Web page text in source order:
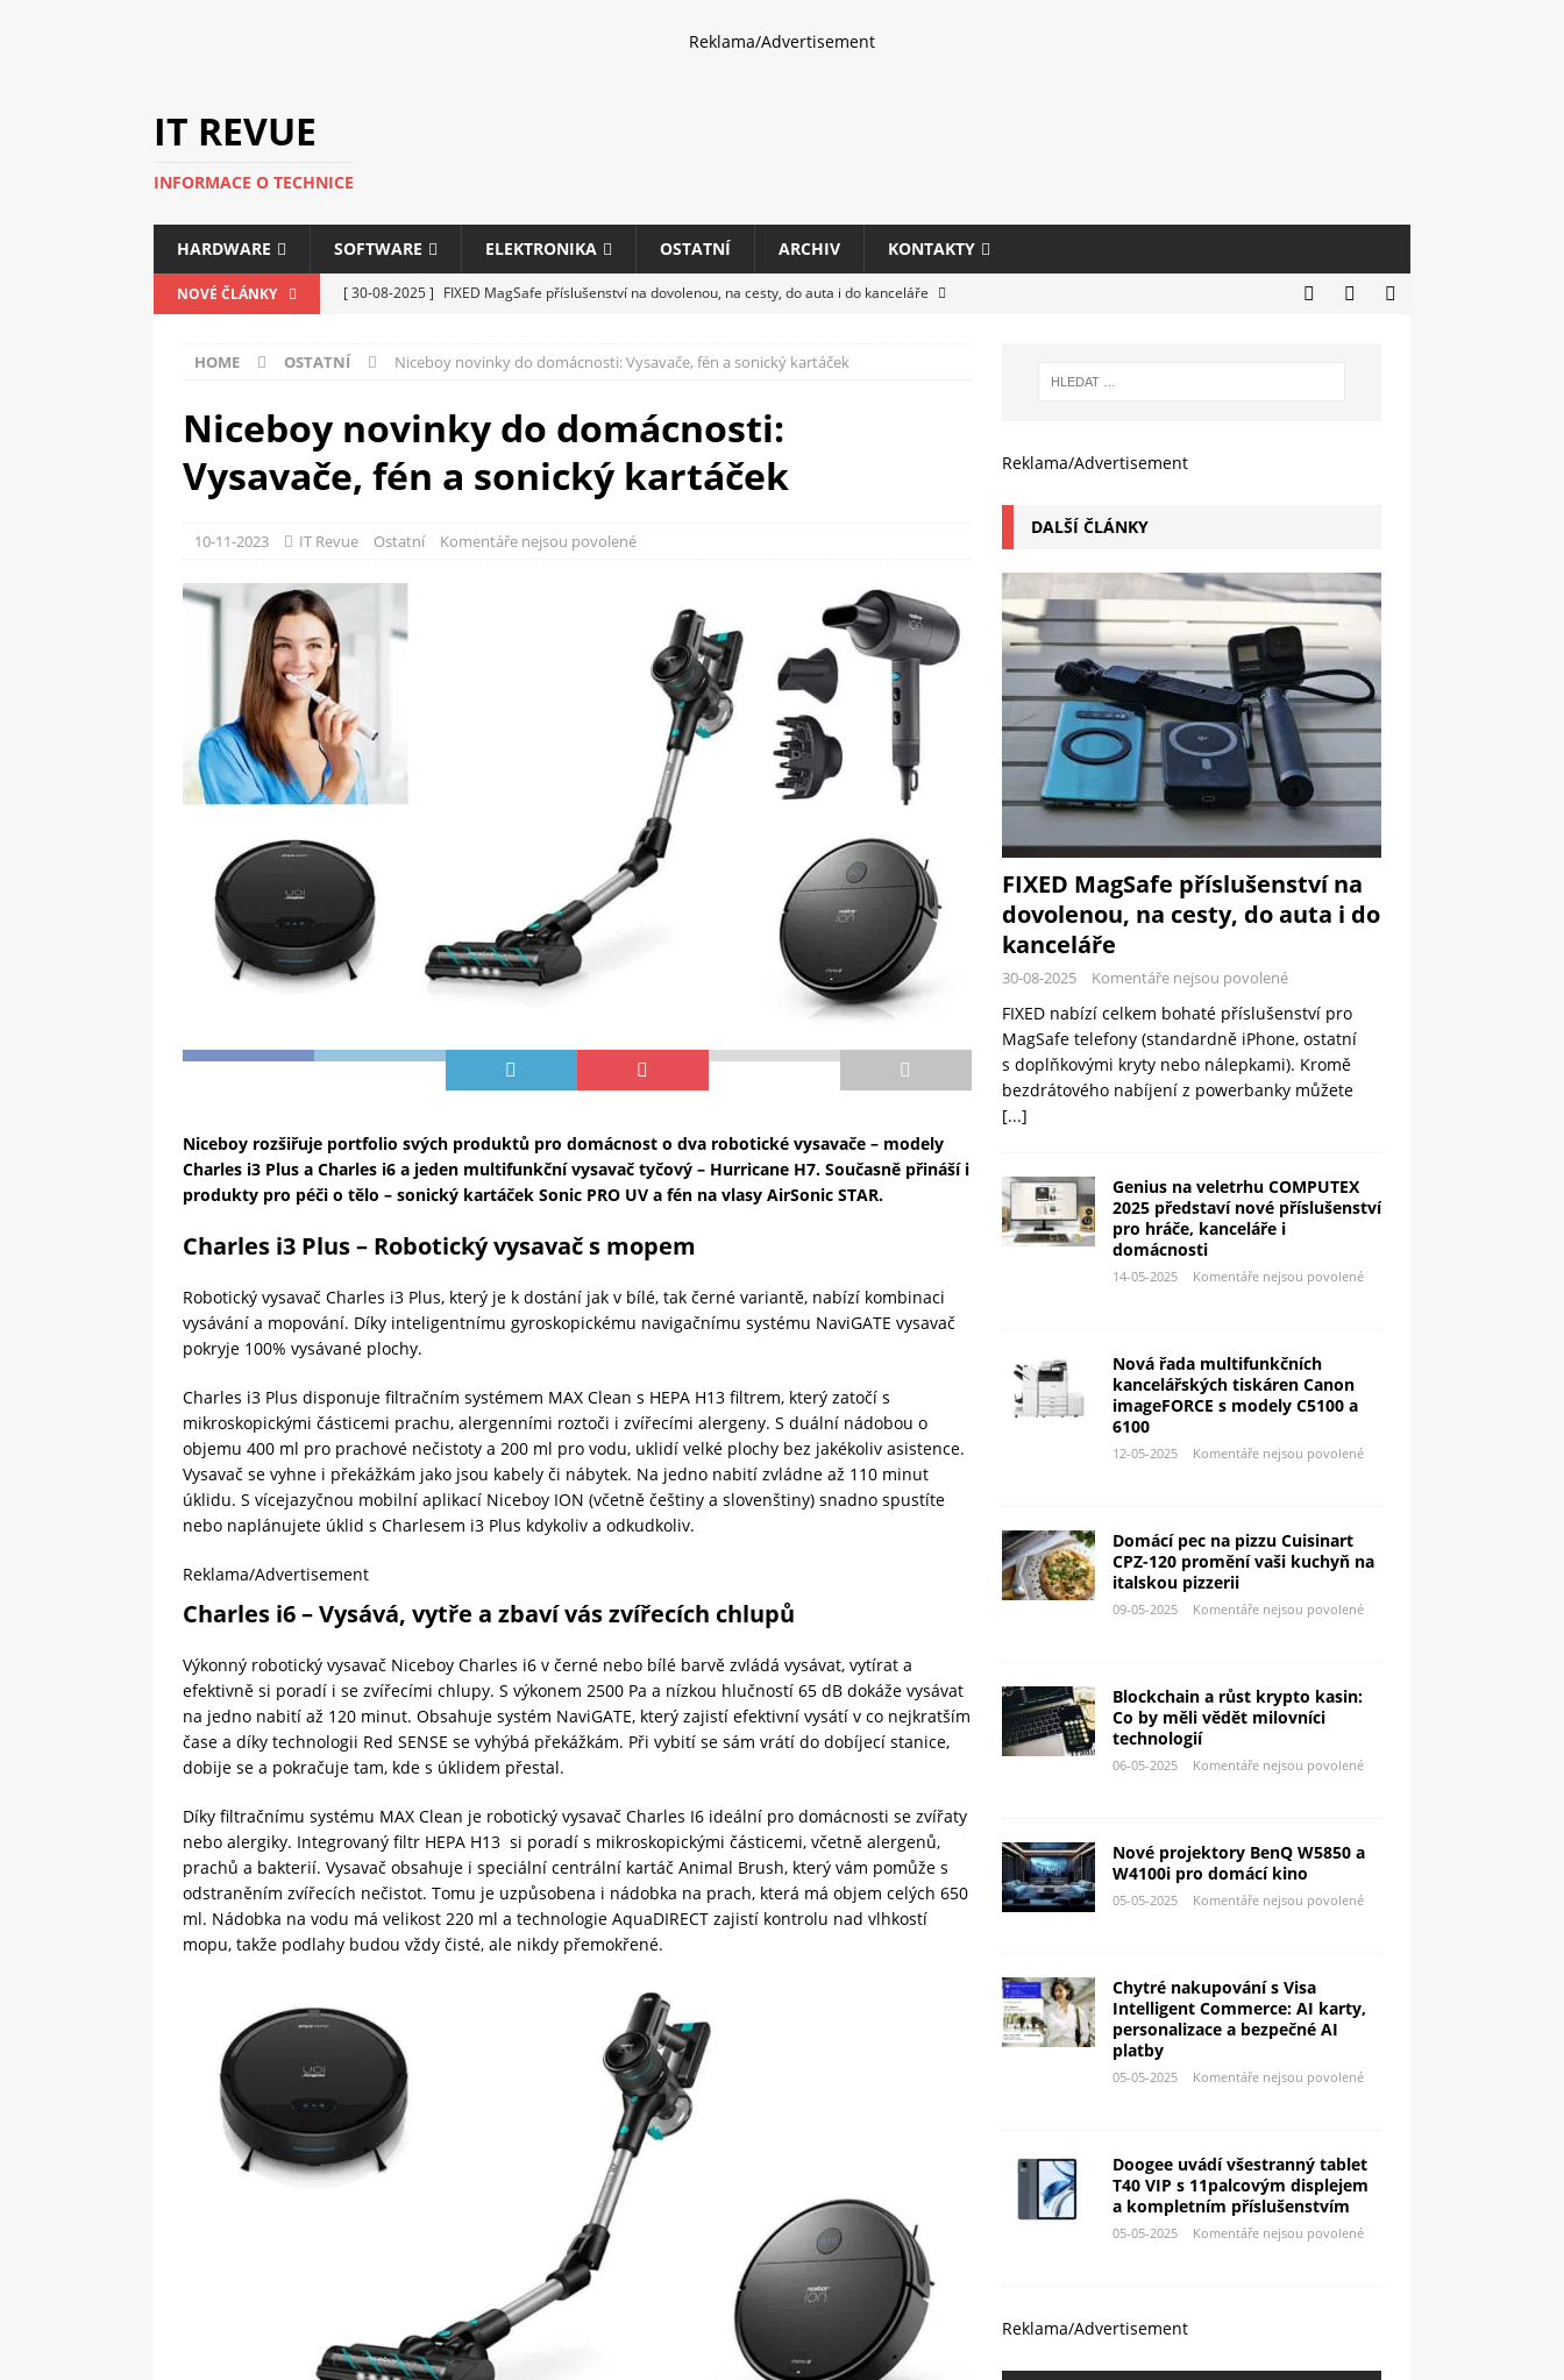
Reklama/Advertisement
IT REVUE
INFORMACE O TECHNICE
HARDWARE SOFTWARE ELEKTRONIKA OSTATNÍ ARCHIV KONTAKTY
NOVÉ ČLÁNKY [ 30-08-2025 ] FIXED MagSafe příslušenství na dovolenou, na cesty, do auta i do kanceláře
[ 14-05-2025 ] Genius na veletrhu COMPUTEX 2025 představí nové příslušenství pro hráče,
kanceláře i domácnosti
HARDWARE
Nová řada multifunkčních kancelářských tiskáren Canon imageFORCE s modely
C5100 a 6100
PERIFERIE
Blockchain a růst krypto kasin: Co by měli vědět milovníci technologií
HOME OSTATNÍ Niceboy novinky do domácnosti: Vysavače, fén a sonický kartáček
Niceboy novinky do domácnosti:
Vysavače, fén a sonický kartáček
10-11-2023 IT Revue Ostatní Komentáře nejsou povolené
Niceboy rozšiřuje portfolio svých produktů pro domácnost o dva robotické vysavače – modely
Charles i3 Plus a Charles i6 a jeden multifunkční vysavač tyčový – Hurricane H7. Současně přináší i
produkty pro péči o tělo – sonický kartáček Sonic PRO UV a fén na vlasy AirSonic STAR.
Charles i3 Plus – Robotický vysavač s mopem
Robotický vysavač Charles i3 Plus, který je k dostání jak v bílé, tak černé variantě, nabízí kombinaci
vysávání a mopování. Díky inteligentnímu gyroskopickému navigačnímu systému NaviGATE vysavač
pokryje 100% vysávané plochy.
Charles i3 Plus disponuje filtračním systémem MAX Clean s HEPA H13 filtrem, který zatočí s
mikroskopickými částicemi prachu, alergenními roztoči i zvířecími alergeny. S duální nádobou o
objemu 400 ml pro prachové nečistoty a 200 ml pro vodu, uklidí velké plochy bez jakékoliv asistence.
Vysavač se vyhne i překážkám jako jsou kabely či nábytek. Na jedno nabití zvládne až 110 minut
úklidu. S vícejazyčnou mobilní aplikací Niceboy ION (včetně češtiny a slovenštiny) snadno spustíte
nebo naplánujete úklid s Charlesem i3 Plus kdykoliv a odkudkoliv.
Reklama/Advertisement
Charles i6 – Vysává, vytře a zbaví vás zvířecích chlupů
Výkonný robotický vysavač Niceboy Charles i6 v černé nebo bílé barvě zvládá vysávat, vytírat a
efektivně si poradí i se zvířecími chlupy. S výkonem 2500 Pa a nízkou hlučností 65 dB dokáže vysávat
na jedno nabití až 120 minut. Obsahuje systém NaviGATE, který zajistí efektivní vysátí v co nejkratším
čase a díky technologii Red SENSE se vyhýbá překážkám. Při vybití se sám vrátí do dobíjecí stanice,
dobije se a pokračuje tam, kde s úklidem přestal.
Díky filtračnímu systému MAX Clean je robotický vysavač Charles I6 ideální pro domácnosti se zvířaty
nebo alergiky. Integrovaný filtr HEPA H13 si poradí s mikroskopickými částicemi, včetně alergenů,
prachů a bakterií. Vysavač obsahuje i speciální centrální kartáč Animal Brush, který vám pomůže s
odstraněním zvířecích nečistot. Tomu je uzpůsobena i nádobka na prach, která má objem celých 650
ml. Nádobka na vodu má velikost 220 ml a technologie AquaDIRECT zajistí kontrolu nad vlhkostí
mopu, takže podlahy budou vždy čisté, ale nikdy přemokřené.
Reklama/Advertisement
DALŠÍ ČLÁNKY
FIXED MagSafe příslušenství na
dovolenou, na cesty, do auta i do
kanceláře
30-08-2025 Komentáře nejsou povolené
FIXED nabízí celkem bohaté příslušenství pro
MagSafe telefony (standardně iPhone, ostatní
s doplňkovými kryty nebo nálepkami). Kromě
bezdrátového nabíjení z powerbanky můžete
[...]
Genius na veletrhu COMPUTEX
2025 představí nové příslušenství
pro hráče, kanceláře i
domácnosti
14-05-2025 Komentáře nejsou povolené
Nová řada multifunkčních
kancelářských tiskáren Canon
imageFORCE s modely C5100 a
6100
12-05-2025 Komentáře nejsou povolené
Domácí pec na pizzu Cuisinart
CPZ-120 promění vaši kuchyň na
italskou pizzerii
09-05-2025 Komentáře nejsou povolené
Blockchain a růst krypto kasin:
Co by měli vědět milovníci
technologií
06-05-2025 Komentáře nejsou povolené
Nové projektory BenQ W5850 a
W4100i pro domácí kino
05-05-2025 Komentáře nejsou povolené
Chytré nakupování s Visa
Intelligent Commerce: AI karty,
personalizace a bezpečné AI
platby
05-05-2025 Komentáře nejsou povolené
Doogee uvádí všestranný tablet
T40 VIP s 11palcovým displejem
a kompletním příslušenstvím
05-05-2025 Komentáře nejsou povolené
Reklama/Advertisement